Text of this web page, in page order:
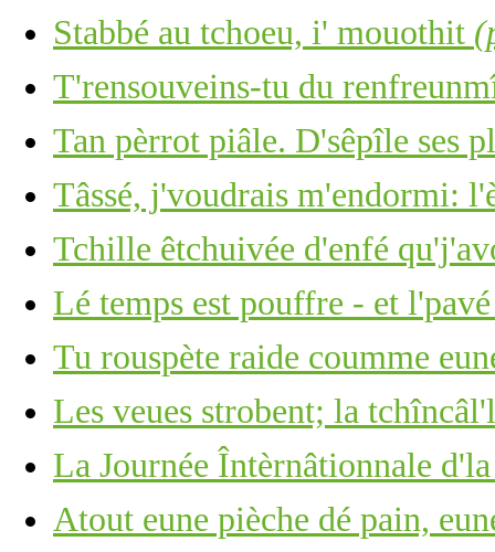
Stabbé au tchoeu, i' mouothit
T'rensouveins-tu du
Tan pèrrot piâle. D'sêpîle ses
Tâssé, j'voudrais m'endormi:
Tchille êtchuivée d'enfé
Lé temps est pouffre - et l'pavé
Tu rouspète raide coumme
Les veues strobent; la
La Journée Întèrnâtionnale
Atout eune pièche dé pain,